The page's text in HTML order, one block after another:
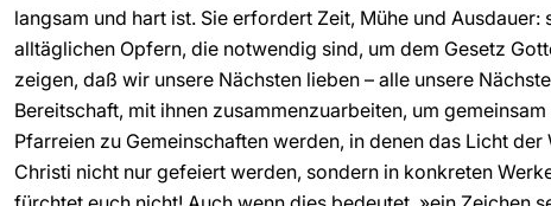
langsam und hart ist. Sie erfordert Zeit, Mühe und
alltäglichen Opfern, die notwendig sind, um dem Gesetz
zeigen, daß wir unsere Nächsten lieben – alle unsere
Bereitschaft, mit ihnen zusammenzuarbeiten, um
Pfarreien zu Gemeinschaften werden, in denen das Licht
Christi nicht nur gefeiert werden, sondern in konkreten